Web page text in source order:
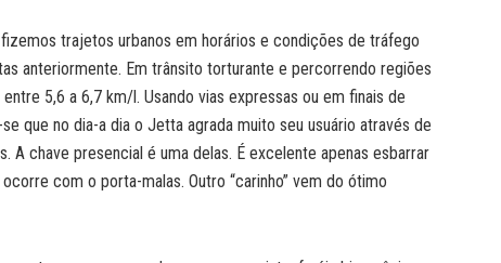
trajetos urbanos em horários e condições de tráfego
anteriormente. Em trânsito torturante e percorrendo regiões
5,6 a 6,7 km/l. Usando vias expressas ou em finais de
que no dia-a dia o Jetta agrada muito seu usuário através de
A chave presencial é uma delas. É excelente apenas esbarrar
com o porta-malas. Outro “carinho” vem do ótimo